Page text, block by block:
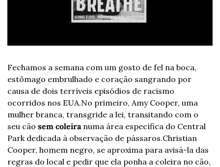
Fechamos a semana com um gosto de fel na boca,
estômago embrulhado e coração sangrando por
causa de dois terríveis episódios de racismo
ocorridos nos EUA.No primeiro, Amy Cooper, uma
mulher branca, transgride a lei, transitando com o
seu cão sem coleira numa área específica do Central
Park dedicada à observação de pássaros.Christian
Cooper, homem negro, se aproxima para avisá-la das
regras do local e pedir que ela ponha a coleira no cão,